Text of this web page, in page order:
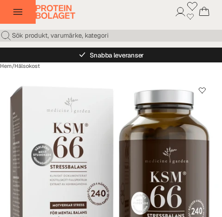
Snabba leveranser
Hem/Hälsokost